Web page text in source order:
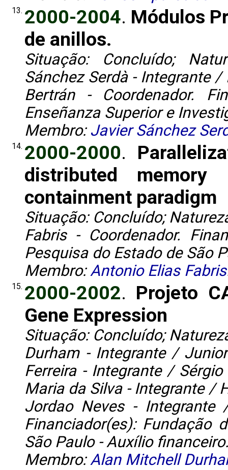
13. 2000-2004. Módulos
de anillos.
Situação: Concluído;
Sánchez Serdà - Integrante
Bertrán - Coordenador.
Enseñanza Superior e
Membro: Javier Sánchez
14. 2000-2000.
distributed
containment paradigm
Situação: Concluído;
Fabris - Coordenador.
Pesquisa do Estado de São
Membro:Antonio Elias Fabris
15. 2000-2002. Projeto
Gene Expression
Situação: Concluído;
Durham - Integrante /
Ferreira - Integrante /
Maria da Silva - Integrante /
Jordao Neves -
Financiador(es): Fundação
São Paulo - Auxílio
Membro:Alan Mitchell